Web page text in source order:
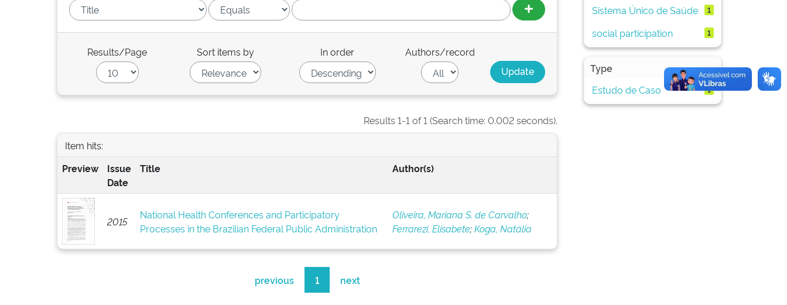
Results/Page Sort items by In order Authors/record
Results 1-1 of 1 (Search time: 0.002 seconds).
Item hits:
Preview
Issue
Date
Title Author(s)
2015
National Health Conferences and Participatory
Processes in the Brazilian Federal Public Administration
Oliveira, Mariana S. de Carvalho;
Ferrarezi, Elisabete;Koga, Natália
previous 1 next
Sistema Único de Saúde 1
social participation 1
Type
Estudo de Caso
1